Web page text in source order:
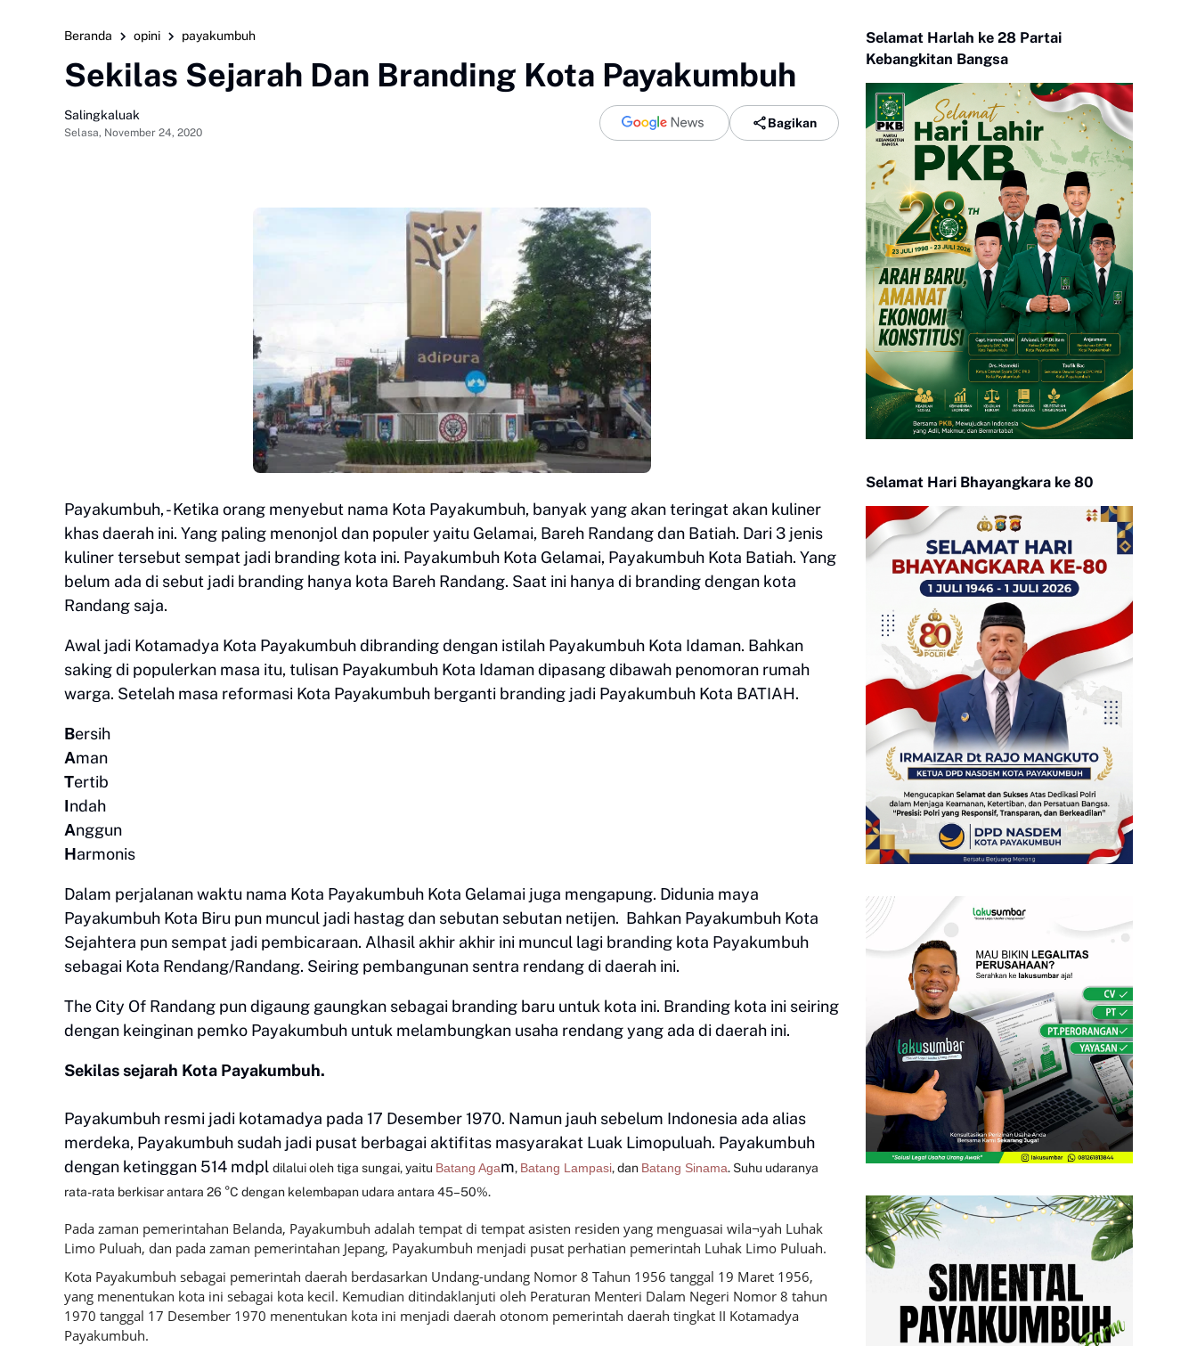
Beranda opini payakumbuh
Sekilas Sejarah Dan Branding Kota Payakumbuh
Salingkaluak
Selasa, November 24, 2020
Bagikan
Payakumbuh, - Ketika orang menyebut nama Kota Payakumbuh, banyak yang akan teringat akan kuliner
khas daerah ini. Yang paling menonjol dan populer yaitu Gelamai, Bareh Randang dan Batiah. Dari 3 jenis
kuliner tersebut sempat jadi branding kota ini. Payakumbuh Kota Gelamai, Payakumbuh Kota Batiah. Yang
belum ada di sebut jadi branding hanya kota Bareh Randang. Saat ini hanya di branding dengan kota
Randang saja.
Awal jadi Kotamadya Kota Payakumbuh dibranding dengan istilah Payakumbuh Kota Idaman. Bahkan
saking di populerkan masa itu, tulisan Payakumbuh Kota Idaman dipasang dibawah penomoran rumah
warga. Setelah masa reformasi Kota Payakumbuh berganti branding jadi Payakumbuh Kota BATIAH.
Bersih
Aman
Tertib
Indah
Anggun
Harmonis
Dalam perjalanan waktu nama Kota Payakumbuh Kota Gelamai juga mengapung. Didunia maya
Payakumbuh Kota Biru pun muncul jadi hastag dan sebutan sebutan netijen. Bahkan Payakumbuh Kota
Sejahtera pun sempat jadi pembicaraan. Alhasil akhir akhir ini muncul lagi branding kota Payakumbuh
sebagai Kota Rendang/Randang. Seiring pembangunan sentra rendang di daerah ini.
The City Of Randang pun digaung gaungkan sebagai branding baru untuk kota ini. Branding kota ini seiring
dengan keinginan pemko Payakumbuh untuk melambungkan usaha rendang yang ada di daerah ini.
Sekilas sejarah Kota Payakumbuh.
Payakumbuh resmi jadi kotamadya pada 17 Desember 1970. Namun jauh sebelum Indonesia ada alias
merdeka, Payakumbuh sudah jadi pusat berbagai aktifitas masyarakat Luak Limopuluah. Payakumbuh
dengan ketinggan 514 mdpl dilalui oleh tiga sungai, yaitu Batang Agam, Batang Lampasi, dan Batang Sinama. Suhu udaranya
rata-rata berkisar antara 26 °C dengan kelembapan udara antara 45–50%.
Pada zaman pemerintahan Belanda, Payakumbuh adalah tempat di tempat asisten residen yang menguasai wila¬yah Luhak
Limo Puluah, dan pada zaman pemerintahan Jepang, Payakumbuh menjadi pusat perhatian pemerintah Luhak Limo Puluah.
Kota Payakumbuh sebagai pemerintah daerah berdasarkan Undang-undang Nomor 8 Tahun 1956 tanggal 19 Maret 1956,
yang menentukan kota ini sebagai kota kecil. Kemudian ditindaklanjuti oleh Peraturan Menteri Dalam Negeri Nomor 8 tahun
1970 tanggal 17 Desember 1970 menentukan kota ini menjadi daerah otonom pemerintah daerah tingkat II Kotamadya
Payakumbuh.
Selamat Harlah ke 28 Partai
Kebangkitan Bangsa
Selamat Hari Bhayangkara ke 80